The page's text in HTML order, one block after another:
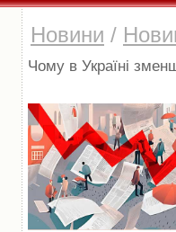
Новини /
Чому в Україні